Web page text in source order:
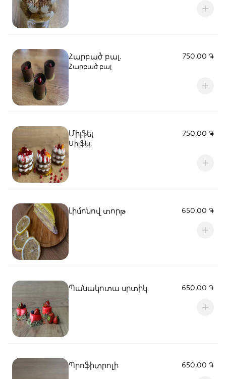
Հարբած բալ․
750,00 ֏
Հարբած բալ
Միլֆեյ
750,00 ֏
Միլֆեյ․
Լիմոնով տորթ 650,00 ֏
Պանակոտա սրտիկ 650,00 ֏
Պրոֆիտրոլի 650,00 ֏